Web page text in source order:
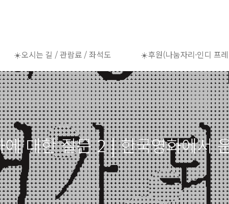
☀️오시는 길 / 관람료 / 좌석도 ☀️후원(나눔자리·인디 프
대한 질문 2 | 한국영화에서